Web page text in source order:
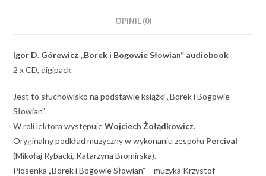
OPINIE (0)
Igor D. Górewicz „Borek i Bogowie Słowian” audiobook
2 x CD, digipack
Jest to słuchowisko na podstawie książki „Borek i Bogowie
Słowian”.
W roli lektora występujeWojciech Żołądkowicz.
Oryginalny podkład muzyczny w wykonaniu zespołu Percival
(Mikołaj Rybacki, Katarzyna Bromirska).
Piosenka „Borek i Bogowie Słowian” – muzyka Krzystof